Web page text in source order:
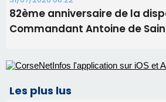
Éclipse du 12 août : la Corse aux
d'un spectacle qui ne reviendra
profiter pleinement du
consommation en recul dans les